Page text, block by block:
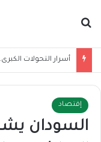
إقتصاد
السودان